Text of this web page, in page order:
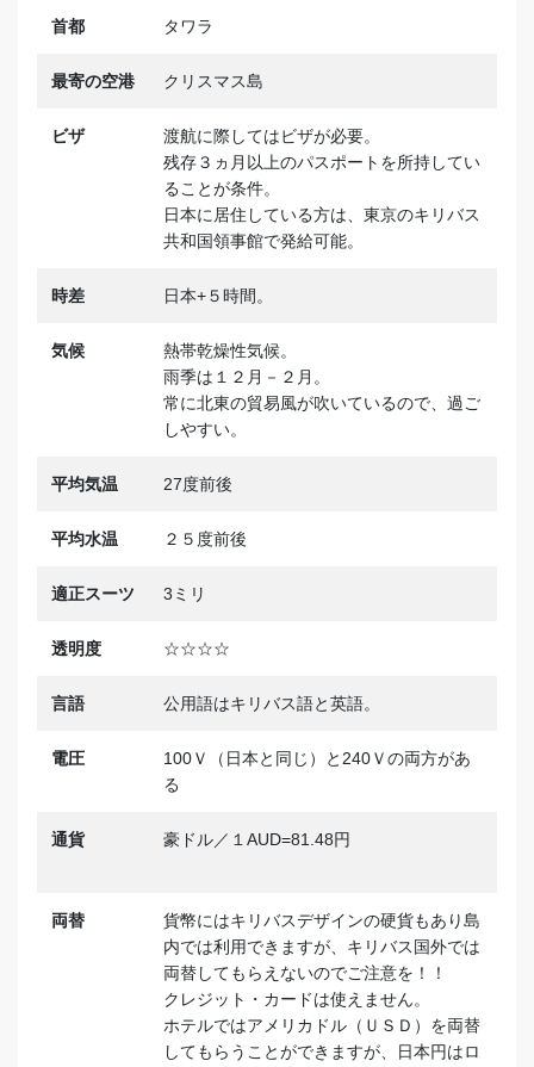
首都 タワラ
最寄の空港 クリスマス島
ビザ
渡航に際してはビザが必要。
残存３ヵ月以上のパスポートを所持してい
ることが条件。
日本に居住している方は、東京のキリバス
共和国領事館で発給可能。
時差 日本+５時間。
気候
熱帯乾燥性気候。
雨季は１２月－２月。
常に北東の貿易風が吹いているので、過ご
しやすい。
平均気温 27度前後
平均水温 ２５度前後
適正スーツ 3ミリ
透明度 ☆☆☆☆
言語 公用語はキリバス語と英語。
電圧
100Ｖ（日本と同じ）と240Ｖの両方があ
る
通貨 豪ドル／１AUD=81.48円
両替
貨幣にはキリバスデザインの硬貨もあり島
内では利用できますが、キリバス国外では
両替してもらえないのでご注意を！！
クレジット・カードは使えません。
ホテルではアメリカドル（ＵＳＤ）を両替
してもらうことができますが、日本円はロ